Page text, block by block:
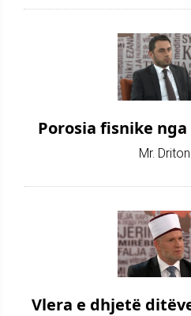
Porosia fisnike
Mr.
Vlera e dhjetë